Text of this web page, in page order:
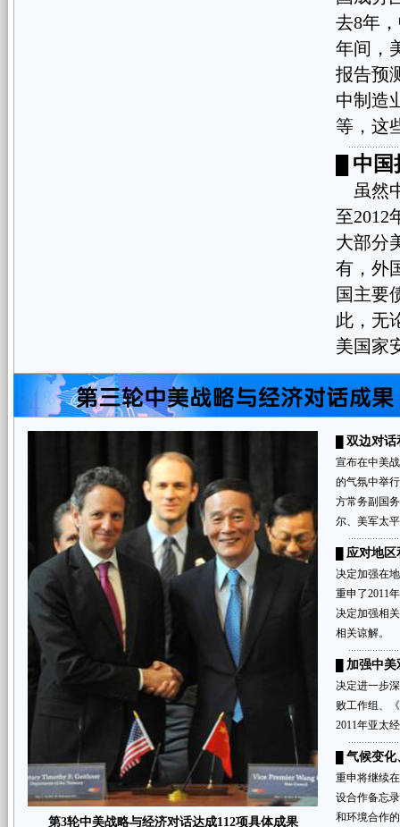
去8年
年间，
报告预
中制造
等，这
中国
虽然
至2012
大部分
有，外
国主要
此，无
美国家
第3轮中美战略与经济对话达成112项具体成果
双边对话
宣布在中美
的气氛中举
方常务副国
尔、美军太
应对地区
决定加强在
重申了2011
决定加强相
相关谅解。
加强中美
决定进一步
败工作组、
2011年亚太
气候变化
重申将继续
设合作备忘
和环境合作